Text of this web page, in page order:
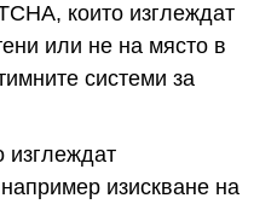
които изглеждат
или не на място в
системи за
изглеждат
изискване на